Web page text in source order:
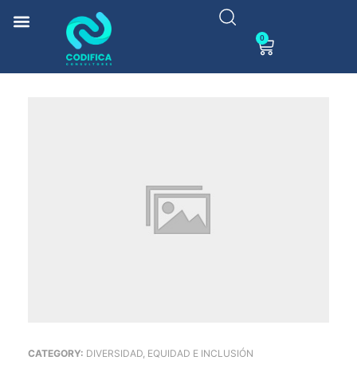
0
CATEGORY: DIVERSIDAD, EQUIDAD E INCLUSIÓN